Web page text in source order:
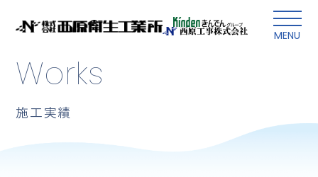
MENU
本文にスキップ
Works
施工実績